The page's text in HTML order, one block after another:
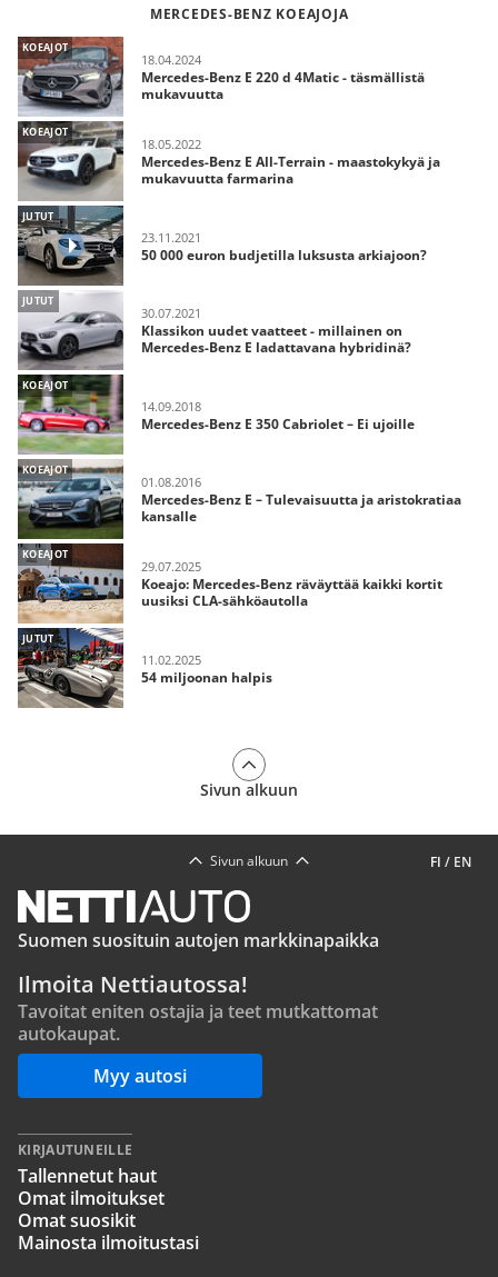
MERCEDES-BENZ KOEAJOJA
KOEAJOT
18.04.2024
Mercedes-Benz E 220 d 4Matic - täsmällistä
mukavuutta
KOEAJOT
18.05.2022
Mercedes-Benz E All-Terrain - maastokykyä ja
mukavuutta farmarina
JUTUT
23.11.2021
50 000 euron budjetilla luksusta arkiajoon?
JUTUT
30.07.2021
Klassikon uudet vaatteet - millainen on
Mercedes-Benz E ladattavana hybridinä?
KOEAJOT
14.09.2018
Mercedes-Benz E 350 Cabriolet – Ei ujoille
KOEAJOT
01.08.2016
Mercedes-Benz E – Tulevaisuutta ja aristokratiaa
kansalle
KOEAJOT
29.07.2025
Koeajo: Mercedes-Benz räväyttää kaikki kortit
uusiksi CLA-sähköautolla
JUTUT
11.02.2025
54 miljoonan halpis
Sivun alkuun
FI / EN
Sivun alkuun
Suomen suosituin autojen markkinapaikka
Ilmoita Nettiautossa!
Tavoitat eniten ostajia ja teet mutkattomat
autokaupat.
Myy autosi
KIRJAUTUNEILLE
Tallennetut haut
Omat ilmoitukset
Omat suosikit
Mainosta ilmoitustasi